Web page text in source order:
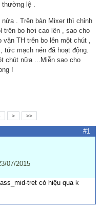
thường lệ .
. Trên bàn Mixer thì chỉnh
trên bo hơi cao lên , sao cho
TH trên bo lên một chút ,
tức mạch nén đã hoạt động.
chút nữa ...Miễn sao cho
!
> >>
#1
07/2015
tret có hiệu qua k